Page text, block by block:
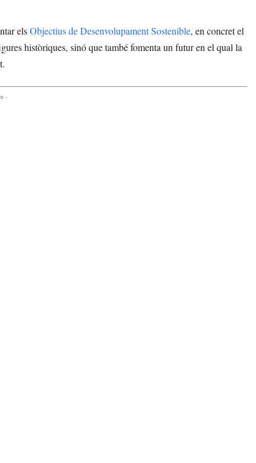
elsObjectius de Desenvolupament Sostenible, en concret el
històriques, sinó que també fomenta un futur en el qual la
-